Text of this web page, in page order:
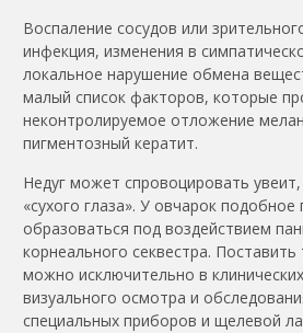
Воспаление сосудов или
инфекция, изменения в
локальное нарушение обмена
малый список факторов, которые
неконтролируемое отложение
пигментозный кератит.
Недуг может спровоцировать
«сухого глаза». У овчарок
образоваться под воздействием
корнеального секвестра.
можно исключительно в
визуального осмотра и
специальных приборов и щелевой